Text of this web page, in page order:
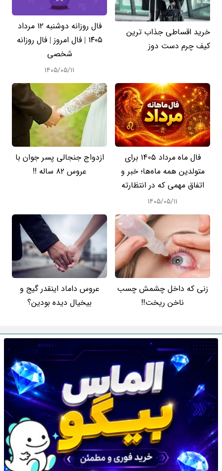
خرید اقساطی جذاب ترین
کیف چرم دست دوز
فال روزانه دوشنبه ۱۲ مرداد
۱۴۰۵ | فال امروز | فال روزانه
شخصی
۱۴۰۵/۰۵/۱۱
فال ماه مرداد 1405 برای
متولدین همه ماه‌ها؛ خبر و
اتفاق مهمی که در انتظارته
۱۴۰۵/۰۵/۱۱
ازدواج جنجالی پسر جوان با
عروس 82 ساله !!
زنی که داخل چشمش چسب
ناخن ریخت!!
عروس داماد اینقدر گیج و
بیخیال دیده بودین؟